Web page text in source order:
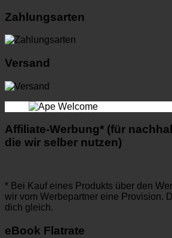
Zahlungsarten
Versand
Affiliate-Werbung* (für
die wir selber nutzen)
* Bei Kauf eines Produkts über den
wir vom Werbepartner eine Provision.
dich gleich.
eBook Flatrate